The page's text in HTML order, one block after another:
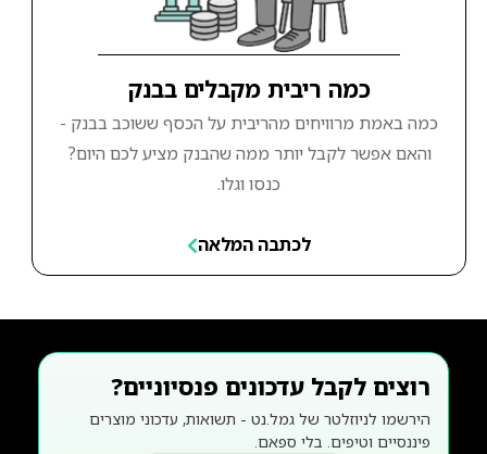
כמה ריבית מקבלים בבנק
כמה באמת מרוויחים מהריבית על הכסף ששוכב בבנק -
והאם אפשר לקבל יותר ממה שהבנק מציע לכם היום?
כנסו וגלו.
לכתבה המלאה
רוצים לקבל עדכונים פנסיוניים?
הירשמו לניוזלטר של גמל.נט - תשואות, עדכוני מוצרים
פיננסיים וטיפים. בלי ספאם.